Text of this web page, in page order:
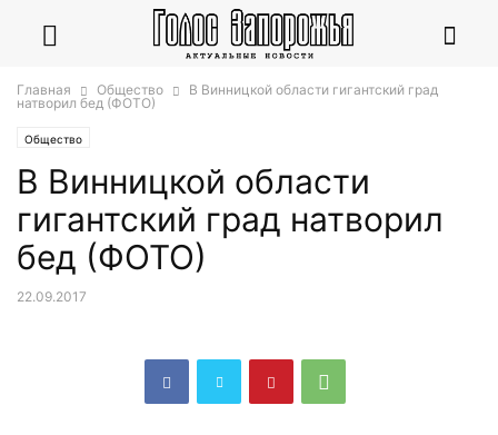
Главная Общество
В Винницкой области гигантский град
натворил бед (ФОТО)
Общество
В Винницкой области
гигантский град натворил
бед (ФОТО)
22.09.2017